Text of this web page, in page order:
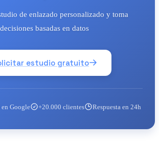
de enlazado personalizado y toma
decisiones basadas en datos
estudio gratuito
Google +20.000 clientes Respuesta en 24h